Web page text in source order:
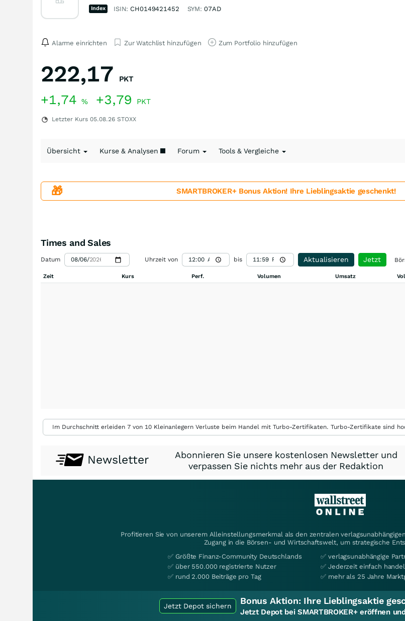
Index ISIN: CH0149421452 SYM: 07AD
Alarme einrichten Zur Watchlist hinzufügen Zum Portfolio hinzufügen
222,17 PKT
+1,74 % +3,79 PKT
Letzter Kurs 05.08.26 STOXX
Übersicht Kurse & Analysen Forum Tools & Vergleiche
🎁 SMARTBROKER+ Bonus Aktion! Ihre Lieblingsaktie geschenkt!
Times and Sales
Datum Uhrzeit von bis Aktualisieren Jetzt
Zeit Kurs Perf. Volumen Umsatz
Im Durchschnitt erleiden 7 von 10 Kleinanlegern Verluste beim Handel mit Turbo-Zertifikaten. Turbo-Zertifikate sind
Newsletter
Abonnieren Sie unsere kostenlosen Newsletter und
verpassen Sie nichts mehr aus der Redaktion
Profitieren Sie von unserem Alleinstellungsmerkmal als den zentralen
Zugang in die Börsen- und Wirtschaftswelt, um strategische
✅ Größte Finanz-Community Deutschlands
✅ über 550.000 registrierte Nutzer
✅ rund 2.000 Beiträge pro Tag
✅ verlagsunabhängige
✅ Jederzeit einfach
✅ mehr als 25 Jahre
Jetzt Depot sichern Bonus Aktion: Ihre Lieblingsaktie
Jetzt Depot bei SMARTBROKER+ eröffnen